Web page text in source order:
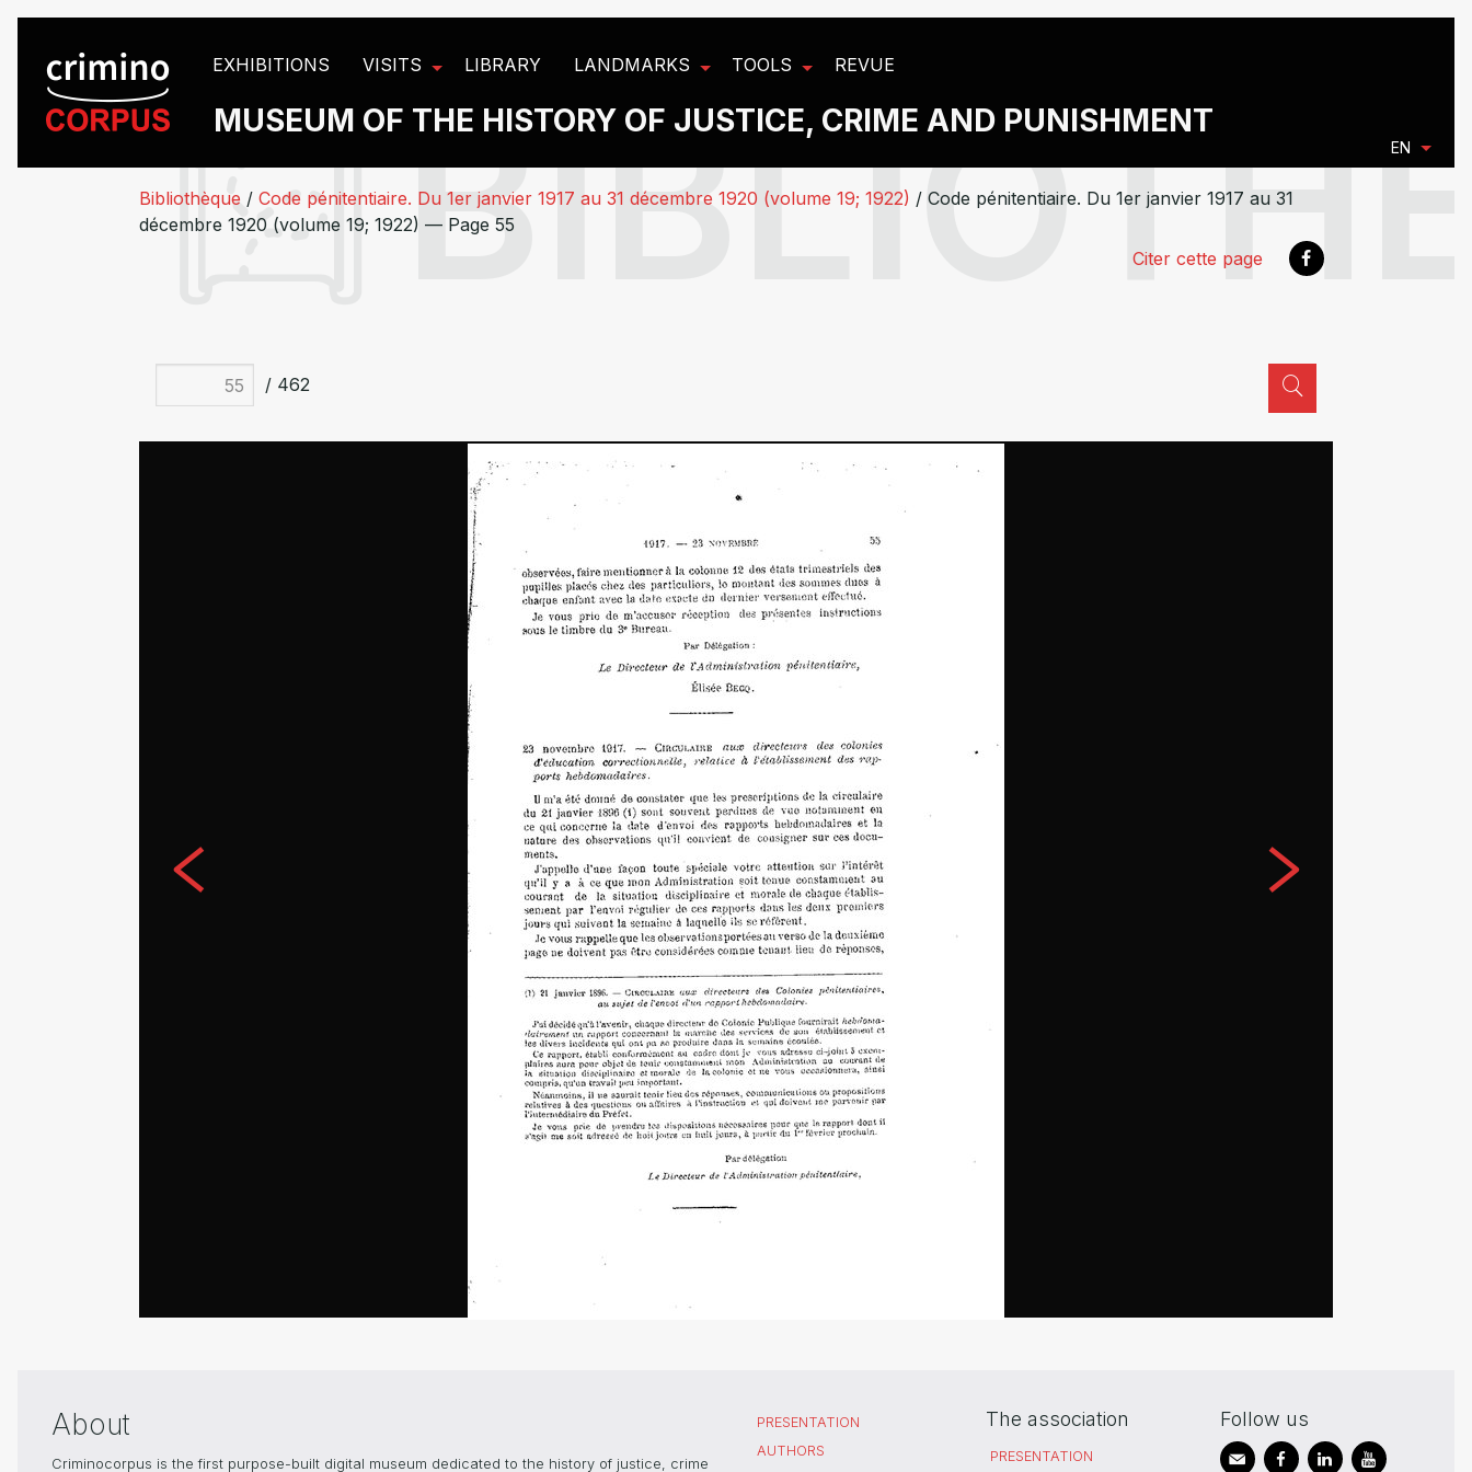
EXHIBITIONS VISITS LIBRARY LANDMARKS TOOLS REVUE
MUSEUM OF THE HISTORY OF JUSTICE, CRIME AND PUNISHMENT
EN
Bibliothèque / Code pénitentiaire. Du 1er janvier 1917 au 31 décembre 1920 (volume 19; 1922) / Code pénitentiaire. Du 1er janvier 1917 au 31
décembre 1920 (volume 19; 1922) — Page 55
Citer cette page
/ 462
About
Criminocorpus is the first purpose-built digital museum dedicated to the history of justice, crime
PRESENTATION
AUTHORS
The association
PRESENTATION
Follow us
Cookies management panel